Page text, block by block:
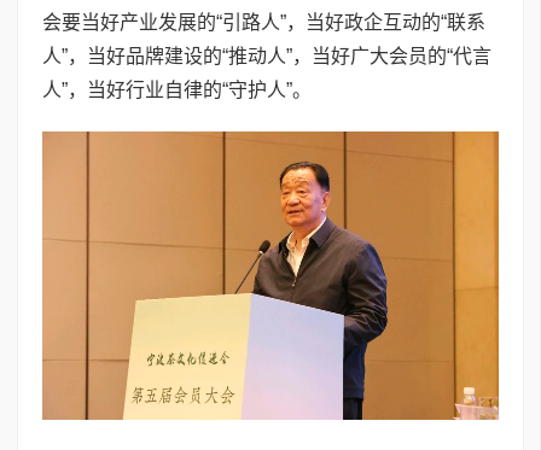
会要当好产业发展的“引路人”，当好政企互动的“联系
人”，当好品牌建设的“推动人”，当好广大会员的“代言
人”，当好行业自律的“守护人”。